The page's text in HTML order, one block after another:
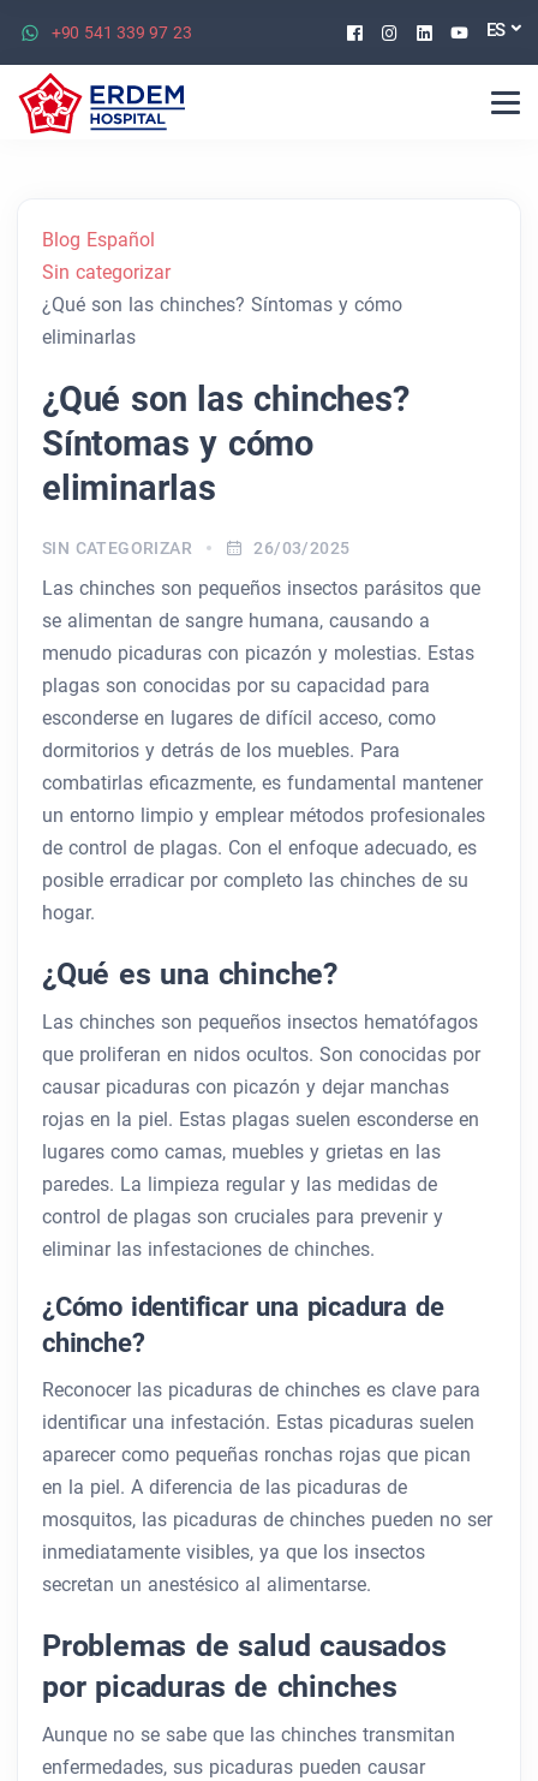
+90 541 339 97 23 Facebook
Instagram
Linkedin
ES
Blog Español
Sin categorizar
¿Qué son las chinches? Síntomas y cómo
eliminarlas
¿Qué son las chinches?
Síntomas y cómo
eliminarlas
SIN CATEGORIZAR 26/03/2025
Las chinches son pequeños insectos parásitos que
se alimentan de sangre humana, causando a
menudo picaduras con picazón y molestias. Estas
plagas son conocidas por su capacidad para
esconderse en lugares de difícil acceso, como
dormitorios y detrás de los muebles. Para
combatirlas eficazmente, es fundamental mantener
un entorno limpio y emplear métodos profesionales
de control de plagas. Con el enfoque adecuado, es
posible erradicar por completo las chinches de su
hogar.
¿Qué es una chinche?
Las chinches son pequeños insectos hematófagos
que proliferan en nidos ocultos. Son conocidas por
causar picaduras con picazón y dejar manchas
rojas en la piel. Estas plagas suelen esconderse en
lugares como camas, muebles y grietas en las
paredes. La limpieza regular y las medidas de
control de plagas son cruciales para prevenir y
eliminar las infestaciones de chinches.
¿Cómo identificar una picadura de
chinche?
Reconocer las picaduras de chinches es clave para
identificar una infestación. Estas picaduras suelen
aparecer como pequeñas ronchas rojas que pican
en la piel. A diferencia de las picaduras de
mosquitos, las picaduras de chinches pueden no ser
inmediatamente visibles, ya que los insectos
secretan un anestésico al alimentarse.
Problemas de salud causados ​​
por picaduras de chinches
Aunque no se sabe que las chinches transmitan
enfermedades, sus picaduras pueden causar